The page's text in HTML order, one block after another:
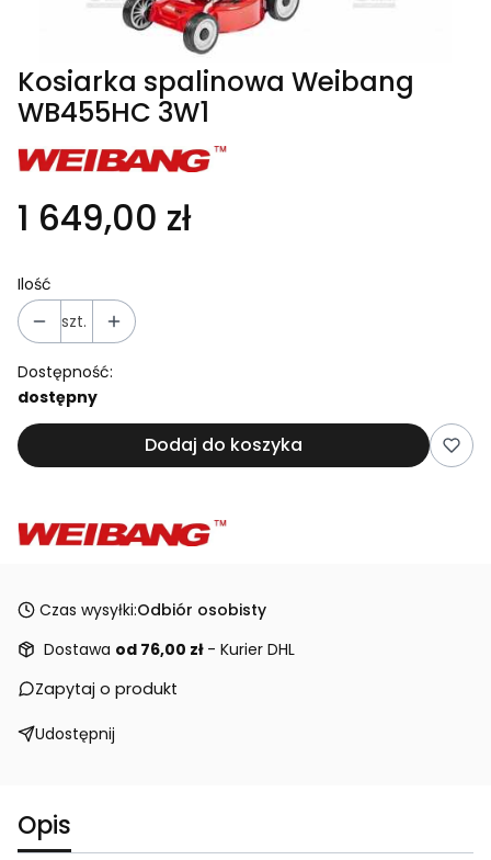
Kosiarka spalinowa Weibang
WB455HC 3W1
1 649,00 zł
Ilość
szt.
Dostępność:
dostępny
Dodaj do koszyka
Czas wysyłki:Odbiór osobisty
Dostawa od 76,00 zł - Kurier DHL
Zapytaj o produkt
Udostępnij
Opis